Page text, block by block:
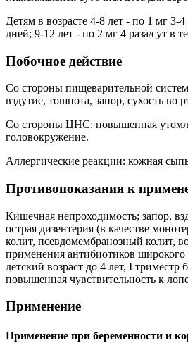
Детям в возрасте 4-8 лет - по 1 мг 3-4
дней; 9-12 лет - по 2 мг 4 раза/сут в
Побочное действие
Со стороны пищеварительной
вздутие, тошнота, запор, сухость во
Со стороны ЦНС: повышенная
головокружение.
Аллергические реакции: кожная
Противопоказания к
Кишечная непроходимость; запор,
острая дизентерия (в качестве
колит, псевдомембранозный колит,
применения антибиотиков широкого
детский возраст до 4 лет, I триместр
повышенная чувствительность к
Применение
Применение при беременности и